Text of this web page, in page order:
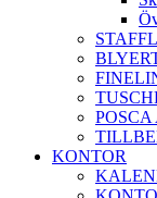
KONTOR